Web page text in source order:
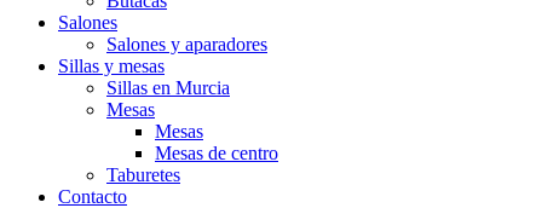
Salones
Salones y aparadores
Sillas y mesas
Sillas en Murcia
Mesas
Mesas
Mesas de centro
Taburetes
Contacto